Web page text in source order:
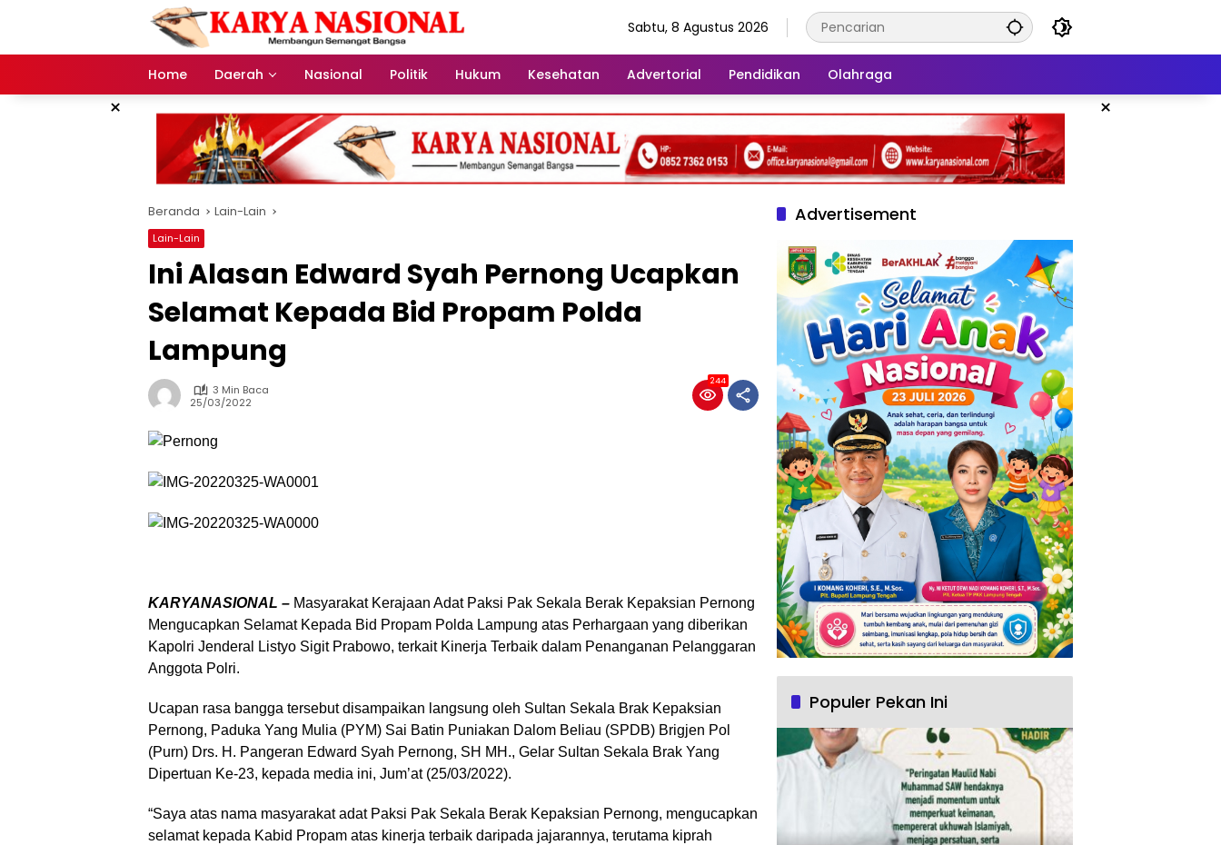
Sabtu, 8 Agustus 2026
Home Daerah Nasional Politik Hukum Kesehatan Advertorial Pendidikan Olahraga
× ×
Beranda Lain-Lain
Lain-Lain
Ini Alasan Edward Syah Pernong Ucapkan
Selamat Kepada Bid Propam Polda
Lampung
3 Min Baca
25/03/2022
244
KARYANASIONAL – Masyarakat Kerajaan Adat Paksi Pak Sekala Berak Kepaksian Pernong
Mengucapkan Selamat Kepada Bid Propam Polda Lampung atas Perhargaan yang diberikan
Kapolri Jenderal Listyo Sigit Prabowo, terkait Kinerja Terbaik dalam Penanganan Pelanggaran
Anggota Polri.
Ucapan rasa bangga tersebut disampaikan langsung oleh Sultan Sekala Brak Kepaksian
Pernong, Paduka Yang Mulia (PYM) Sai Batin Puniakan Dalom Beliau (SPDB) Brigjen Pol
(Purn) Drs. H. Pangeran Edward Syah Pernong, SH MH., Gelar Sultan Sekala Brak Yang
Dipertuan Ke-23, kepada media ini, Jum’at (25/03/2022).
“Saya atas nama masyarakat adat Paksi Pak Sekala Berak Kepaksian Pernong, mengucapkan
selamat kepada Kabid Propam atas kinerja terbaik daripada jajarannya, terutama kiprah
Advertisement
Populer Pekan Ini